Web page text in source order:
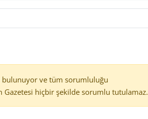
bulunuyor ve tüm sorumluluğu
Gazetesi hiçbir şekilde sorumlu tutulamaz.